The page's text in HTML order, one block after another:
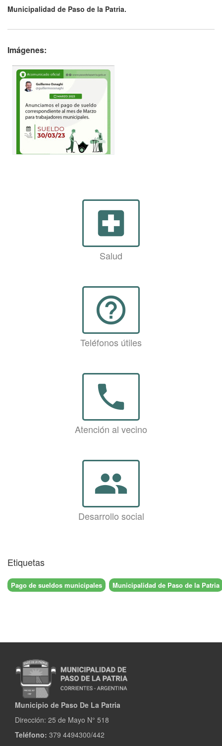
Municipalidad de Paso de la Patria.
Imágenes:
local_hospital
Salud
help_outline
Teléfonos útiles
phone
Atención al vecino
group
Desarrollo social
Etiquetas
Pago de sueldos municipales Municipalidad de Paso de la Patria
Municipio de Paso De La Patria
Dirección: 25 de Mayo N° 518
Teléfono: 379 4494300/442